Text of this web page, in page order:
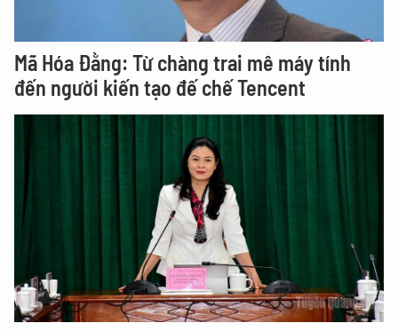
Mã Hóa Đằng: Từ chàng trai mê máy tính
đến người kiến tạo đế chế Tencent